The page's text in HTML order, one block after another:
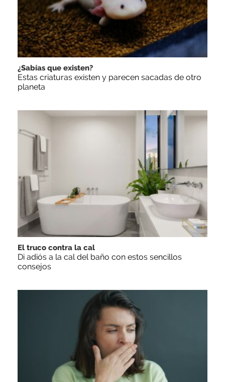
¿Sabías que existen?
Estas criaturas existen y parecen sacadas de otro
planeta
El truco contra la cal
Di adiós a la cal del baño con estos sencillos
consejos